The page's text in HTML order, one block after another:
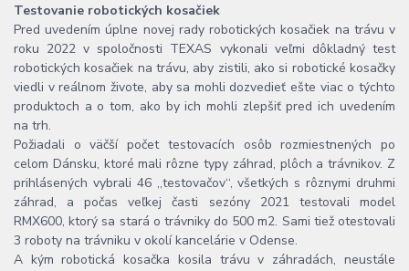
Testovanie robotických kosačiek
Pred uvedením úplne novej rady robotických kosačiek na trávu v
roku 2022 v spoločnosti TEXAS vykonali veľmi dôkladný test
robotických kosačiek na trávu, aby zistili, ako si robotické kosačky
viedli v reálnom živote, aby sa mohli dozvedieť ešte viac o týchto
produktoch a o tom, ako by ich mohli zlepšiť pred ich uvedením
na trh.
Požiadali o väčší počet testovacích osôb rozmiestnených po
celom Dánsku, ktoré mali rôzne typy záhrad, plôch a trávnikov. Z
prihlásených vybrali 46 ,,testovačov‘‘, všetkých s rôznymi druhmi
záhrad, a počas veľkej časti sezóny 2021 testovali model
RMX600, ktorý sa stará o trávniky do 500 m2. Sami tiež otestovali
3 roboty na trávniku v okolí kancelárie v Odense.
A kým robotická kosačka kosila trávu v záhradách, neustále